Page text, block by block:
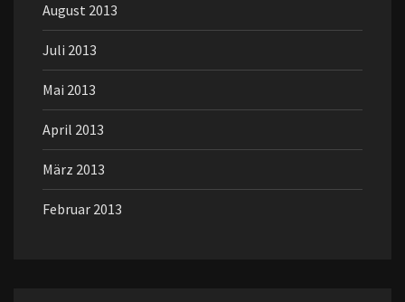
August 2013
Juli 2013
Mai 2013
April 2013
März 2013
Februar 2013